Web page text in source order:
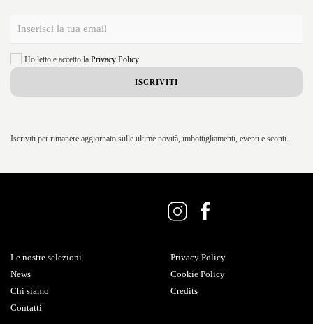
Ho letto e accetto la Privacy Policy
Iscriviti per rimanere aggiornato sulle ultime novità, imbottigliamenti, eventi e sconti.
Le nostre selezioni
News
Chi siamo
Contatti
Privacy Policy
Cookie Policy
Credits